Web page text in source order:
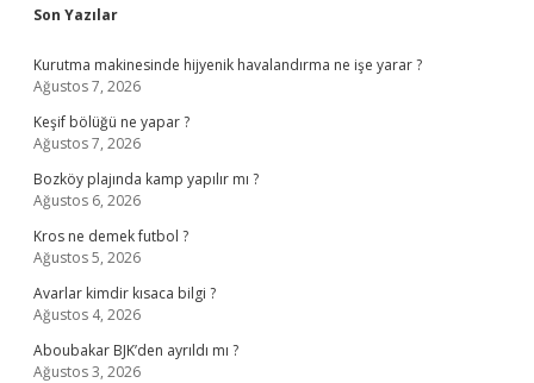
Sidebar
Son Yazılar
Kurutma makinesinde hijyenik havalandırma ne işe yarar ?
Ağustos 7, 2026
Keşif bölüğü ne yapar ?
Ağustos 7, 2026
Bozköy plajında kamp yapılır mı ?
Ağustos 6, 2026
Kros ne demek futbol ?
Ağustos 5, 2026
Avarlar kimdir kısaca bilgi ?
Ağustos 4, 2026
Aboubakar BJK’den ayrıldı mı ?
Ağustos 3, 2026